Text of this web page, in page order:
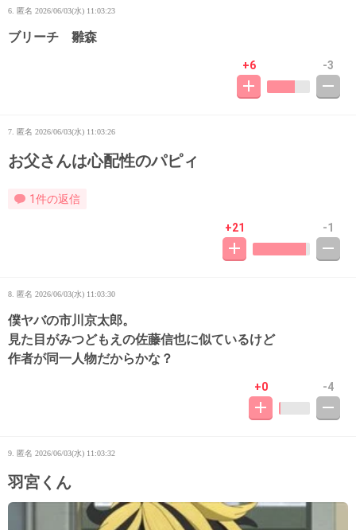
6. 匿名 2026/06/03(水) 11:03:23
ブリーチ 雛森
+6 -3
7. 匿名 2026/06/03(水) 11:03:26
お父さんは心配性のパピィ
1件の返信
+21 -1
8. 匿名 2026/06/03(水) 11:03:30
僕ヤバの市川京太郎。
見た目がみつどもえの佐藤信也に似ているけど
作者が同一人物だからかな？
+0 -4
9. 匿名 2026/06/03(水) 11:03:32
羽宮くん